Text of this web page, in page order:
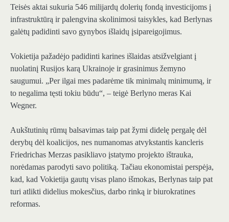
Teisės aktai sukuria 546 milijardų dolerių fondą investicijoms į
infrastruktūrą ir palengvina skolinimosi taisykles, kad Berlynas
galėtų padidinti savo gynybos išlaidų įsipareigojimus.
Vokietija pažadėjo padidinti karines išlaidas atsižvelgiant į
nuolatinį Rusijos karą Ukrainoje ir grasinimus žemyno
saugumui. „Per ilgai mes padarėme tik minimalų minimumą, ir
to negalima tęsti tokiu būdu“, – teigė Berlyno meras Kai
Wegner.
Aukštutinių rūmų balsavimas taip pat žymi didelę pergalę dėl
derybų dėl koalicijos, nes numanomas atvykstantis kancleris
Friedrichas Merzas pasikliavo įstatymo projekto ištrauka,
norėdamas parodyti savo politiką. Tačiau ekonomistai perspėja,
kad, kad Vokietija gautų visas plano išmokas, Berlynas taip pat
turi atlikti didelius mokesčius, darbo rinką ir biurokratines
reformas.